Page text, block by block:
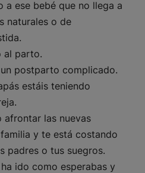
a ese bebé que no llega a
naturales o de
al parto.
postparto complicado.
estáis teniendo
afrontar las nuevas
y te está costando
padres o tus suegros.
ido como esperabas y